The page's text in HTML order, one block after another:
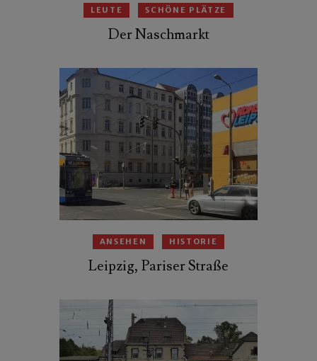
LEUTE SCHÖNE PLÄTZE
Der Naschmarkt
ANSEHEN HISTORIE
Leipzig, Pariser Straße